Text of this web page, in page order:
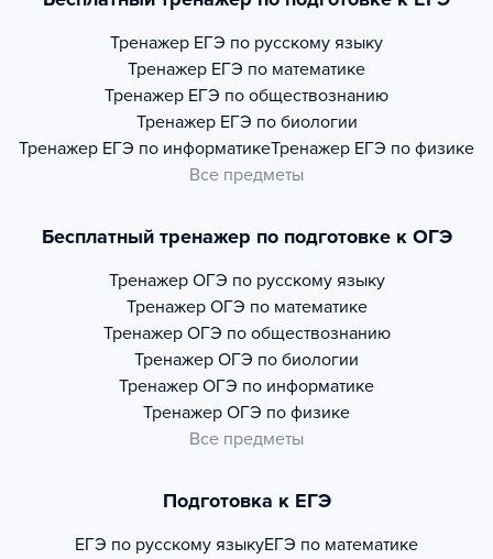
Тренажер ЕГЭ по русскому языку
Тренажер ЕГЭ по математике
Тренажер ЕГЭ по обществознанию
Тренажер ЕГЭ по биологии
Тренажер ЕГЭ по информатикеТренажер ЕГЭ по физике
Все предметы
Бесплатный тренажер по подготовке к ОГЭ
Тренажер ОГЭ по русскому языку
Тренажер ОГЭ по математике
Тренажер ОГЭ по обществознанию
Тренажер ОГЭ по биологии
Тренажер ОГЭ по информатике
Тренажер ОГЭ по физике
Все предметы
Подготовка к ЕГЭ
ЕГЭ по русскому языкуЕГЭ по математике